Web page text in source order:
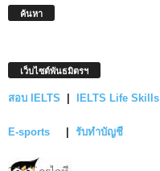
ค้นหา
เว็บไซต์พันธมิตรฯ
สอบ IELTS IELTS Life Skills
E-sports รับทำบัญชี